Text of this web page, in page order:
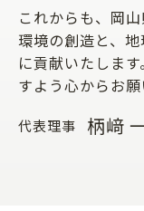
これからも、岡
環境の創造と、
に貢献いたしま
すよう心からお願
代表理事 柄﨑